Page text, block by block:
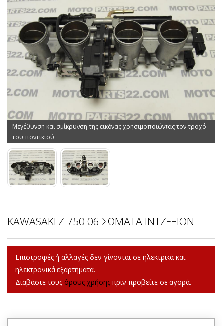
Μεγέθυνση και σμίκρυνση της εικόνας χρησιμοποιώντας τον τροχό
του ποντικιού
KAWASAKI Z 750 06 ΣΩΜΑΤΑ ΙΝΤΖΕΞΙΟΝ
Επιστροφές ή αλλαγές δεν γίνονται σε ηλεκτρικά και
ηλεκτρονικά εξαρτήματα.
Διαβάστε τους όρους χρήσης πριν προβείτε σε αγορά.